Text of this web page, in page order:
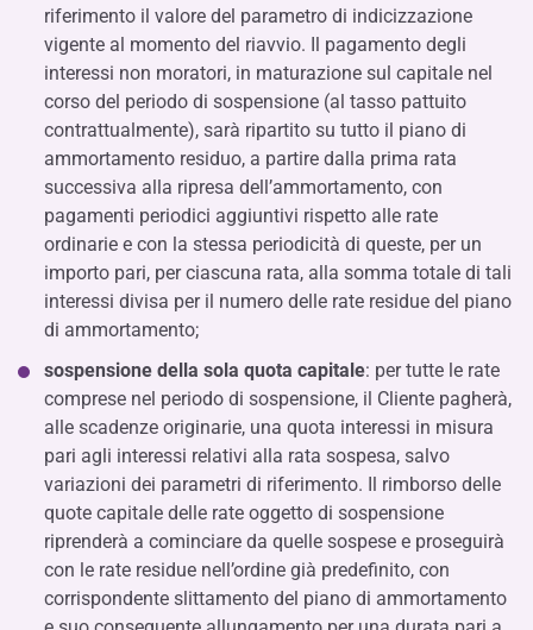
riferimento il valore del parametro di indicizzazione
vigente al momento del riavvio. Il pagamento degli
interessi non moratori, in maturazione sul capitale nel
corso del periodo di sospensione (al tasso pattuito
contrattualmente), sarà ripartito su tutto il piano di
ammortamento residuo, a partire dalla prima rata
successiva alla ripresa dell’ammortamento, con
pagamenti periodici aggiuntivi rispetto alle rate
ordinarie e con la stessa periodicità di queste, per un
importo pari, per ciascuna rata, alla somma totale di tali
interessi divisa per il numero delle rate residue del piano
di ammortamento;
sospensione della sola quota capitale: per tutte le rate
comprese nel periodo di sospensione, il Cliente pagherà,
alle scadenze originarie, una quota interessi in misura
pari agli interessi relativi alla rata sospesa, salvo
variazioni dei parametri di riferimento. Il rimborso delle
quote capitale delle rate oggetto di sospensione
riprenderà a cominciare da quelle sospese e proseguirà
con le rate residue nell’ordine già predefinito, con
corrispondente slittamento del piano di ammortamento